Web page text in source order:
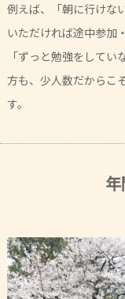
例えば、「朝に行けな
いただければ途中参加
「ずっと勉強をして
方も、少人数だからこ
す。